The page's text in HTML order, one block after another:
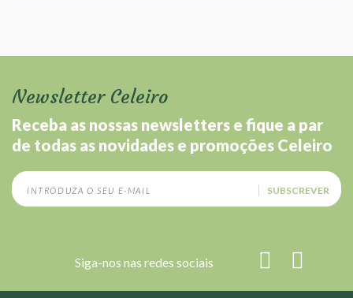
Newsletter Celeiro
Receba as nossas newsletters e fique a par
de todas as novidades e promoções Celeiro
SUBSCREVER
Siga-nos nas redes sociais